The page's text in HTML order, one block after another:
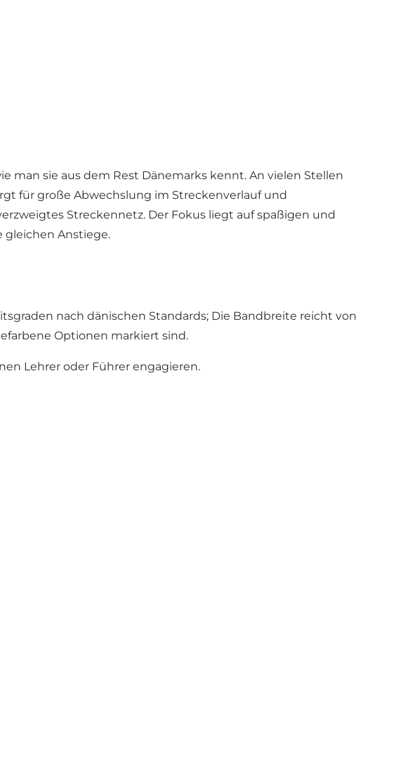
sie aus dem Rest Dänemarks kennt. An vielen Stellen
für große Abwechslung im Streckenverlauf und
Streckennetz. Der Fokus liegt auf spaßigen und
gleichen Anstiege.
nach dänischen Standards; Die Bandbreite reicht von
Optionen markiert sind.
Lehrer oder Führer engagieren.